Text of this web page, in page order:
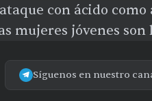
con ácido
mujeres jóvenes son
Síguenos en nuestro